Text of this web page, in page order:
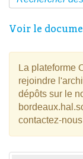
Voir le
La plateforme
rejoindre
dépôts sur le
contactez-